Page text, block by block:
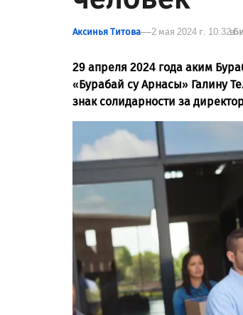
Аксинья Титова 2 мая 2024 г. 10:32в
29 апреля 2024 года аким
«Бурабай су Арнасы» Галину
знак солидарности за